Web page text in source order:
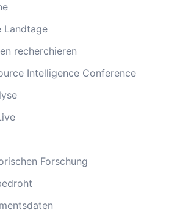
Landtage
recherchieren
Intelligence Conference
Forschung